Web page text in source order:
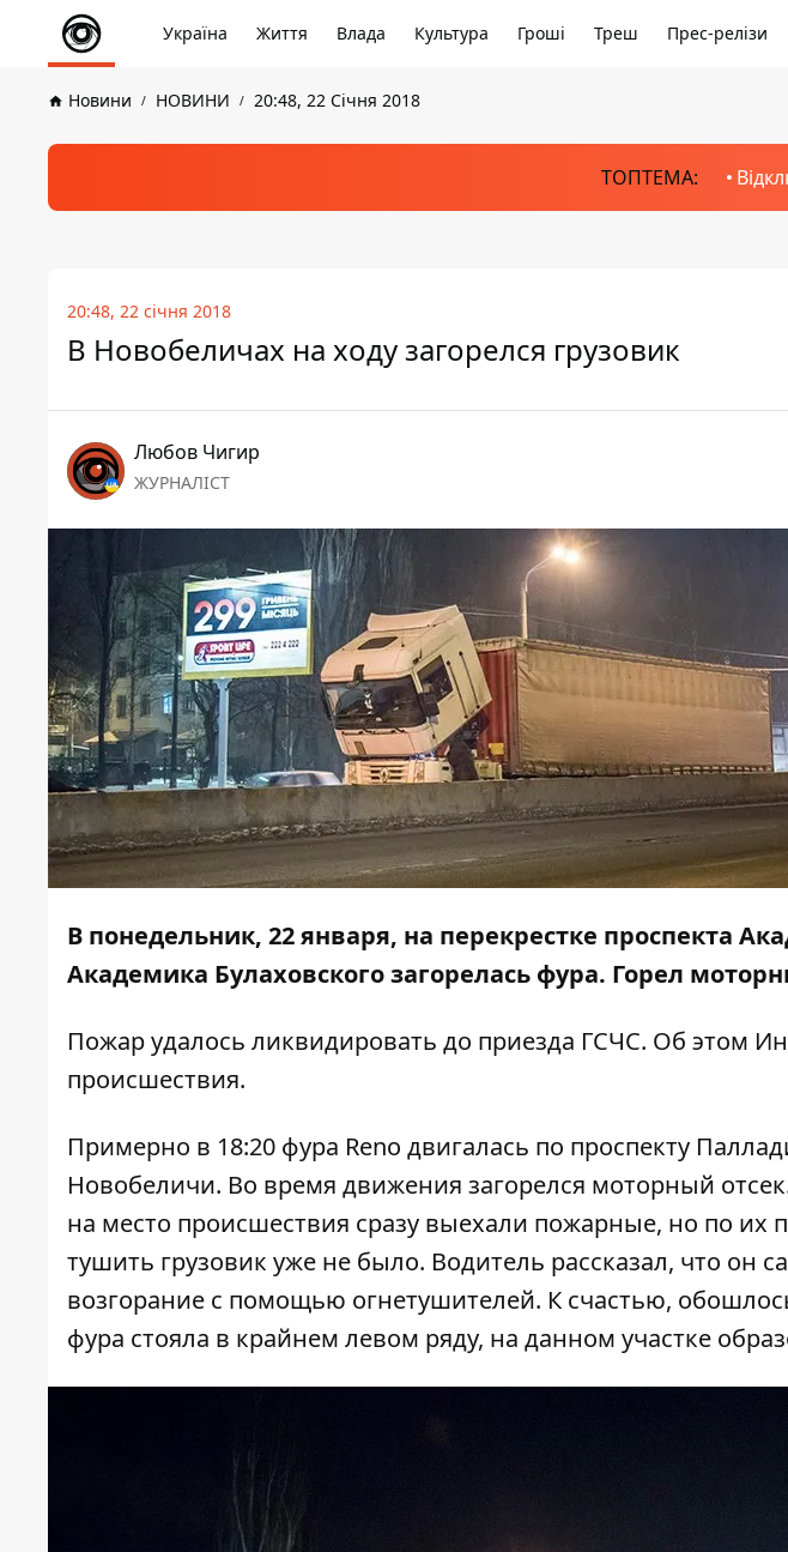
Україна Життя Влада Культура Гроші Треш Прес-релізи
Новини НОВИНИ 20:48, 22 Січня 2018
ТОПТЕМА:
20:48, 22 січня 2018
В Новобеличах на ходу загорелся грузовик
Любов Чигир
ЖУРНАЛІСТ
В понедельник, 22 января, на перекрестке проспекта
Академика Булаховского загорелась фура. Горел
Пожар удалось ликвидировать до приезда ГСЧС. Об этом
происшествия.
Примерно в 18:20 фура Reno двигалась по проспекту
Новобеличи. Во время движения загорелся моторный
на место происшествия сразу выехали пожарные, но по
тушить грузовик уже не было. Водитель рассказал, что он
возгорание с помощью огнетушителей. К счастью,
фура стояла в крайнем левом ряду, на данном участке